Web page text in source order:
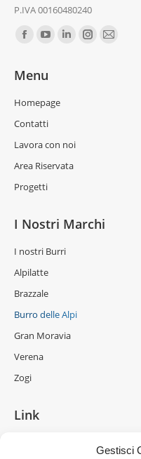
Gestisci
P.IVA 00160480240
Ci puoi trovare su:
Menu
Homepage
Contatti
Lavora con noi
Area Riservata
Progetti
I Nostri Marchi
I nostri Burri
Alpilatte
Brazzale
Burro delle Alpi
Gran Moravia
Verena
Zogi
Link